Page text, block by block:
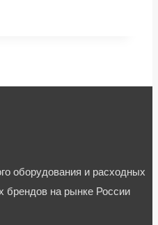
оборудования и расходных
брендов на рынке России